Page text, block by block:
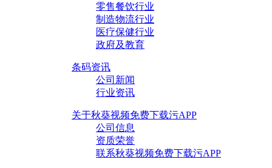
零售餐饮行业
制造物流行业
医疗保健行业
政府及教育
条码资讯
公司新闻
行业资讯
关于秋葵视频免费下载污APP
公司信息
资质荣誉
联系秋葵视频免费下载污APP